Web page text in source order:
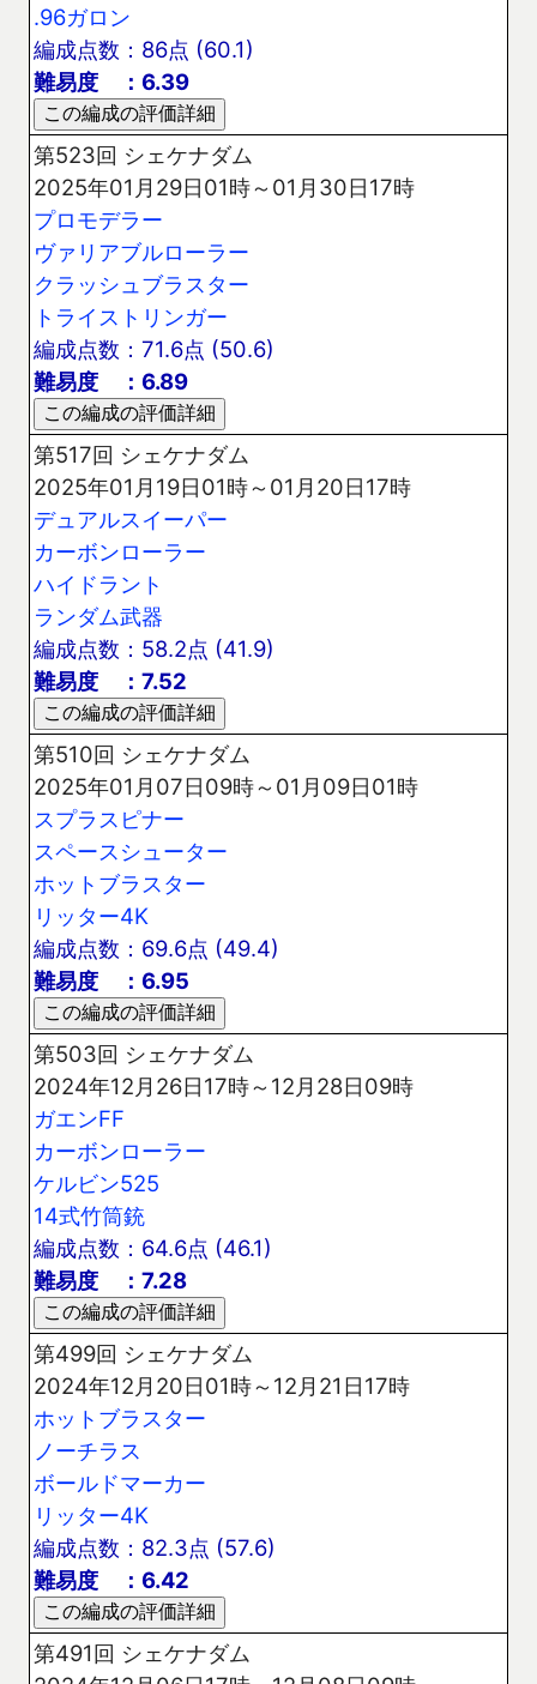
.96ガロン
編成点数：86点 (60.1)
難易度 ：6.39
第523回 シェケナダム
2025年01月29日01時～01月30日17時
プロモデラー
ヴァリアブルローラー
クラッシュブラスター
トライストリンガー
編成点数：71.6点 (50.6)
難易度 ：6.89
第517回 シェケナダム
2025年01月19日01時～01月20日17時
デュアルスイーパー
カーボンローラー
ハイドラント
ランダム武器
編成点数：58.2点 (41.9)
難易度 ：7.52
第510回 シェケナダム
2025年01月07日09時～01月09日01時
スプラスピナー
スペースシューター
ホットブラスター
リッター4K
編成点数：69.6点 (49.4)
難易度 ：6.95
第503回 シェケナダム
2024年12月26日17時～12月28日09時
ガエンFF
カーボンローラー
ケルビン525
14式竹筒銃
編成点数：64.6点 (46.1)
難易度 ：7.28
第499回 シェケナダム
2024年12月20日01時～12月21日17時
ホットブラスター
ノーチラス
ボールドマーカー
リッター4K
編成点数：82.3点 (57.6)
難易度 ：6.42
第491回 シェケナダム